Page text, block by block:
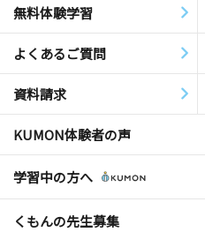
無料体験学習
よくあるご質問
資料請求
KUMON体験者の声
学習中の方へ
くもんの先生募集